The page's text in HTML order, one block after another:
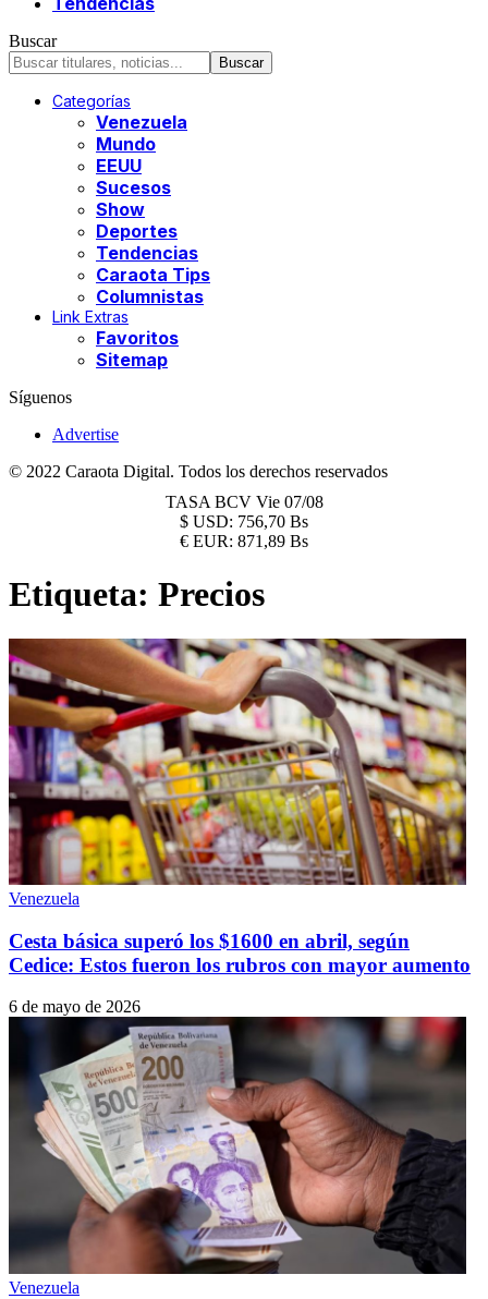
Buscar
Categorías
Venezuela
Mundo
EEUU
Sucesos
Show
Deportes
Tendencias
Caraota Tips
Columnistas
Link Extras
Favoritos
Sitemap
Síguenos
Advertise
© 2022 Caraota Digital. Todos los derechos reservados
TASA BCV Vie 07/08
$ USD: 756,70 Bs
€ EUR: 871,89 Bs
Etiqueta: Precios
Venezuela
Cesta básica superó los $1600 en abril, según
Cedice: Estos fueron los rubros con mayor aumento
6 de mayo de 2026
Venezuela